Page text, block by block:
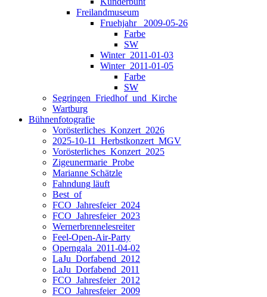
Freilandmuseum
Fruehjahr _2009-05-26
Farbe
SW
Winter_2011-01-03
Winter_2011-01-05
Farbe
SW
Segringen_Friedhof_und_Kirche
Wartburg
Bühnenfotografie
Vorösterliches_Konzert_2026
2025-10-11_Herbstkonzert_MGV
Vorösterliches_Konzert_2025
Zigeunermarie_Probe
Marianne Schätzle
Fahndung läuft
Best_of
FCO_Jahresfeier_2024
FCO_Jahresfeier_2023
Wernerbrennelesreiter
Feel-Open-Air-Party
Operngala_2011-04-02
LaJu_Dorfabend_2012
LaJu_Dorfabend_2011
FCO_Jahresfeier_2012
FCO_Jahresfeier_2009